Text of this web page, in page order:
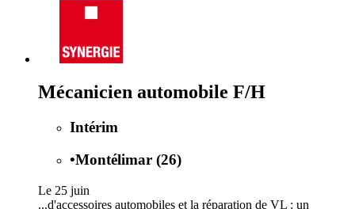
Mécanicien automobile F/H
Intérim
•Montélimar (26)
Le 25 juin
...d'accessoires automobiles et la réparation de VL : un